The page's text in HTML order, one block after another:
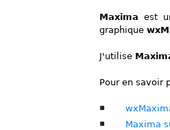
Maxima est
graphique
J'utilise
Pour en savoir
Maxima